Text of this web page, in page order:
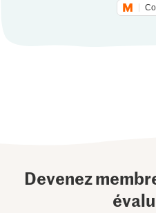
Devenez